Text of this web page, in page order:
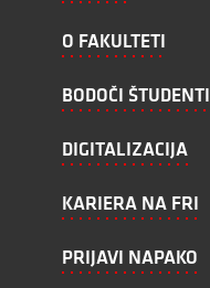
O FAKULTETI
BODOČI ŠTUDENTI
DIGITALIZACIJA
KARIERA NA FRI
PRIJAVI NAPAKO